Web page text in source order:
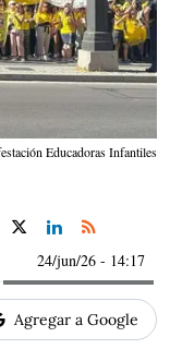
Educadoras Infantiles
24/jun/26 - 14:17
Agregar a Google